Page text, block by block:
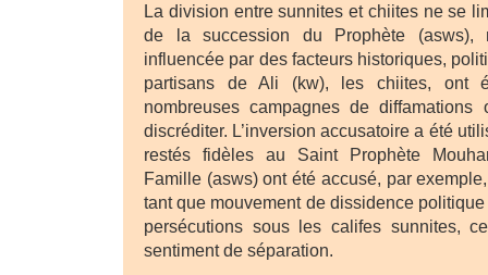
La division entre sunnites et chiites ne se
de la succession du Prophète (asws),
influencée par des facteurs historiques,
partisans de Ali (kw), les chiites, ont
nombreuses campagnes de
discréditer. L’inversion accusatoire a été
restés fidèles au Saint Prophète
Famille (asws) ont été accusé, par
tant que mouvement de dissidence
persécutions sous les califes sunnites,
sentiment de séparation.